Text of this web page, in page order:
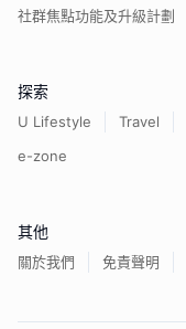
社群焦點功能及升級計劃
探索
U Lifestyle Travel
e-zone
其他
關於我們 免責聲明